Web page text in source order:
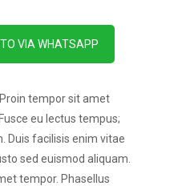
VIA WHATSAPP
tempor sit amet
eu lectus tempus;
Duis facilisis enim vitae
sed euismod aliquam.
tempor. Phasellus